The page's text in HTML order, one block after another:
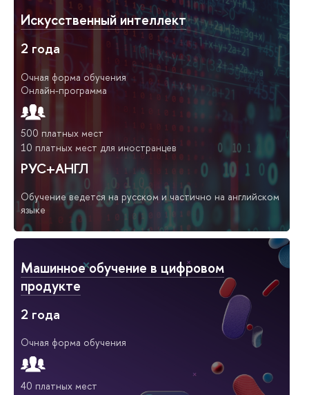
Искусственный интеллект
2 года
Очная форма обучения
Онлайн-программа
500 платных мест
10 платных мест для иностранцев
РУС+АНГЛ
Обучение ведется на русском и частично на английском
языке
Машинное обучение в цифровом
продукте
2 года
Очная форма обучения
40 платных мест